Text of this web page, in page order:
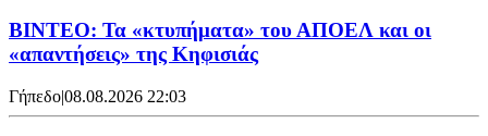
ΒΙΝΤΕΟ: Τα «κτυπήματα» του ΑΠΟΕΛ και οι
«απαντήσεις» της Κηφισιάς
Γήπεδο|08.08.2026 22:03